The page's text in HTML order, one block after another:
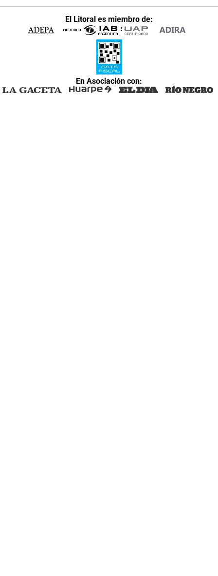
El Litoral es miembro de:
En Asociación con: